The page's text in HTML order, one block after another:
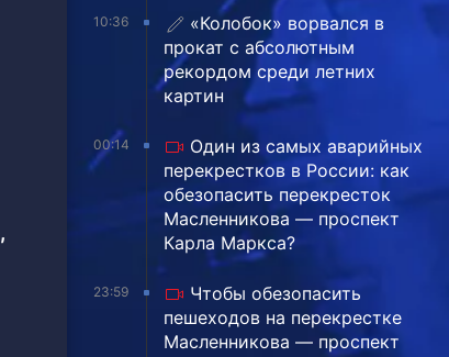
10:36
«Колобок» ворвался в
прокат с абсолютным
рекордом среди летних
картин
00:14
Один из самых аварийных
перекрестков в России: как
обезопасить перекресток
Масленникова — проспект
Карла Маркса?
23:59
Чтобы обезопасить
пешеходов на перекрестке
Масленникова — проспект